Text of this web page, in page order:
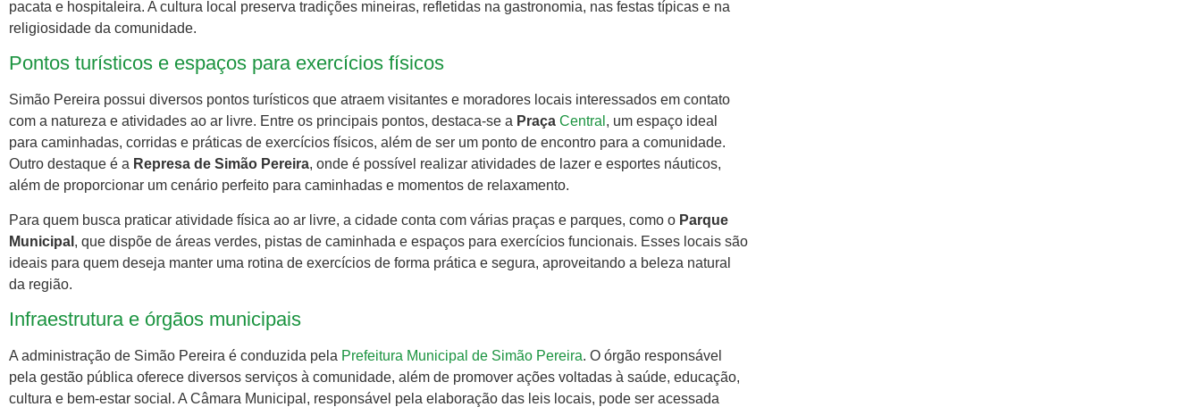
pacata e hospitaleira. A cultura local preserva tradições mineiras, refletidas na gastronomia, nas festas típicas e na
religiosidade da comunidade.
Pontos turísticos e espaços para exercícios físicos
Simão Pereira possui diversos pontos turísticos que atraem visitantes e moradores locais interessados em contato
com a natureza e atividades ao ar livre. Entre os principais pontos, destaca-se a Praça Central , um espaço ideal
para caminhadas, corridas e práticas de exercícios físicos, além de ser um ponto de encontro para a comunidade.
Outro destaque é a Represa de Simão Pereira, onde é possível realizar atividades de lazer e esportes náuticos,
além de proporcionar um cenário perfeito para caminhadas e momentos de relaxamento.
Para quem busca praticar atividade física ao ar livre, a cidade conta com várias praças e parques, como o Parque
Municipal , que dispõe de áreas verdes, pistas de caminhada e espaços para exercícios funcionais. Esses locais são
ideais para quem deseja manter uma rotina de exercícios de forma prática e segura, aproveitando a beleza natural
da região.
Infraestrutura e órgãos municipais
A administração de Simão Pereira é conduzida pela Prefeitura Municipal de Simão Pereira. O órgão responsável
pela gestão pública oferece diversos serviços à comunidade, além de promover ações voltadas à saúde, educação,
cultura e bem-estar social. A Câmara Municipal, responsável pela elaboração das leis locais, pode ser acessada